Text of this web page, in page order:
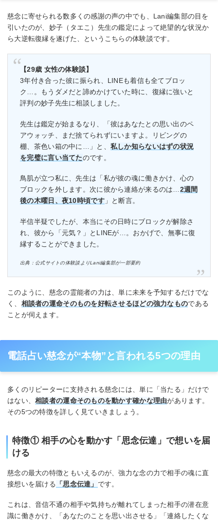
慈念に寄せられる数多くの感謝の声の中でも、Lani編集部の目を
引いたのが、妙子（タエこ）先生の鑑定によって絶望的な状況か
ら大逆転復縁を遂げた、というこちらの体験談です。
【29歳 女性の体験談】
3年付き合った彼に振られ、LINEも着信も全てブロッ
ク…。もうダメだと諦めかけていた時に、復縁に強いと
評判の妙子先生に相談しました。
先生は鑑定が始まるなり、「彼はあなたとの思い出のペ
アウォッチ、まだ捨てられずにいますよ。リビングの
棚、茶色い箱の中に…」と、 私しか知らないはずの状況
を完璧に言い当てたのです。
鳥肌が立つ私に、先生は「私が彼の魂に働きかけ、心の
ブロックを外します。次に彼から連絡が来るのは…2週間
後の木曜日、夜10時頃です」と断言。
半信半疑でしたが、本当にその日時にブロックが解除さ
れ、彼から「元気？」とLINEが…。おかげで、無事に復
縁することができました。
出典：公式サイトの体験談よりLani編集部が一部要約
このように、慈念の霊能者の力は、単に未来を予知するだけでな
く、 相談者の運命そのものを好転させるほどの強力なものである
ことが伺えます。
電話占い慈念が“本物”と言われる5つの理由
多くのリピーターに支持される慈念には、単に「当たる」だけで
はない、相談者の運命そのものを動かす確かな理由があります。
その5つの特徴を詳しく見ていきましょう。
特徴① 相手の心を動かす「思念伝達」で想いを届
ける
慈念の最大の特徴ともいえるのが、強力な念の力で相手の魂に直
接想いを届ける
「思念伝達」 です。
これは、音信不通の相手や気持ちが離れてしまった相手の潜在意
識に働きかけ、「あなたのことを思い出させる」「連絡したくな